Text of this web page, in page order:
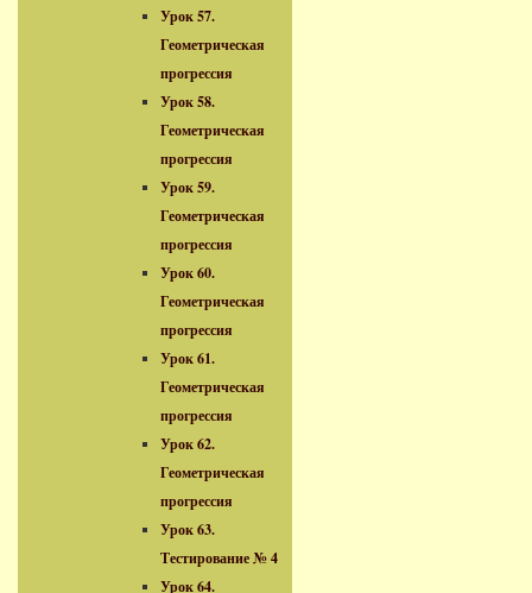
Урок 57.
Геометрическая
прогрессия
Урок 58.
Геометрическая
прогрессия
Урок 59.
Геометрическая
прогрессия
Урок 60.
Геометрическая
прогрессия
Урок 61.
Геометрическая
прогрессия
Урок 62.
Геометрическая
прогрессия
Урок 63.
Тестирование № 4
Урок 64.